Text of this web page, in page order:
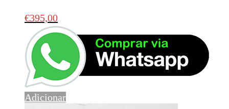
€395,00
Adicionar